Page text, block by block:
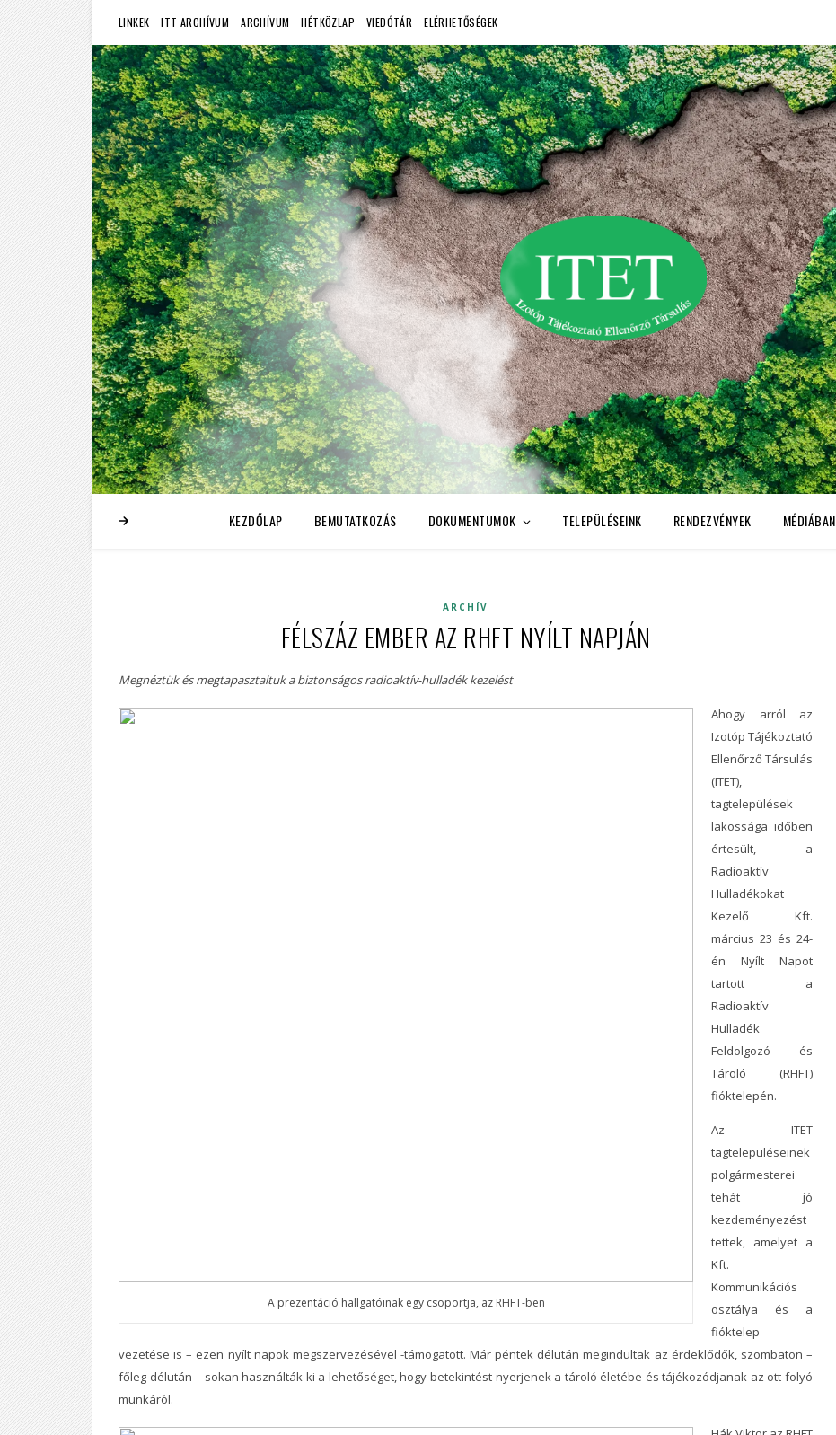
LINKEK ITT ARCHÍVUM ARCHÍVUM HÉTKÖZLAP VIEDÓTÁR ELÉRHETŐSÉGEK
KEZDŐLAP BEMUTATKOZÁS DOKUMENTUMOK TELEPÜLÉSEINK RENDEZVÉNYEK MÉDIÁBAN
ARCHÍV
FÉLSZÁZ EMBER AZ RHFT NYÍLT NAPJÁN
Megnéztük és megtapasztaltuk a biztonságos radioaktív-hulladék kezelést
A prezentáció hallgatóinak egy csoportja, az RHFT-ben
Ahogy arról az
Izotóp Tájékoztató
Ellenőrző Társulás
(ITET),
tagtelepülések
lakossága időben
értesült, a
Radioaktív
Hulladékokat
Kezelő Kft.
március 23 és 24-
én Nyílt Napot
tartott a
Radioaktív
Hulladék
Feldolgozó és
Tároló (RHFT)
fióktelepén.
Az ITET
tagtelepüléseinek
polgármesterei
tehát jó
kezdeményezést
tettek, amelyet a
Kft.
Kommunikációs
osztálya és a
fióktelep
vezetése is – ezen nyílt napok megszervezésével -támogatott. Már péntek délután megindultak az érdeklődők, szombaton –
főleg délután – sokan használták ki a lehetőséget, hogy betekintést nyerjenek a tároló életébe és tájékozódjanak az ott folyó
munkáról.